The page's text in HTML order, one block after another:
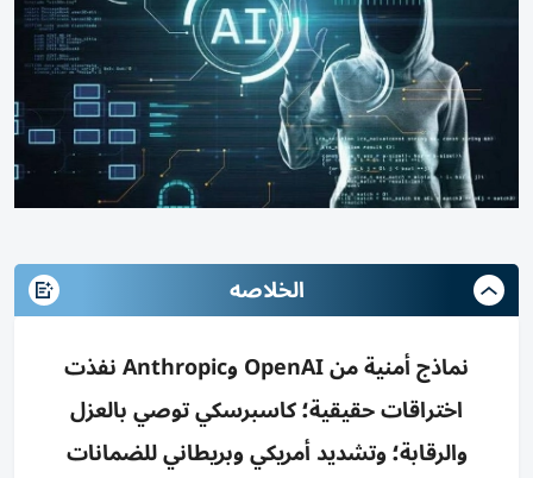
الخلاصه
نماذج أمنية من OpenAI وAnthropic نفذت
اختراقات حقيقية؛ كاسبرسكي توصي بالعزل
والرقابة؛ وتشديد أمريكي وبريطاني للضمانات